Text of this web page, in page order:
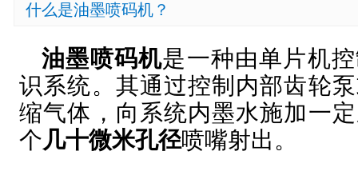
什么是油墨喷码机？
油墨喷码机是一种由单片机
识系统。其通过控制内部齿轮
缩气体，向系统内墨水施加一
个几十微米孔径喷嘴射出。